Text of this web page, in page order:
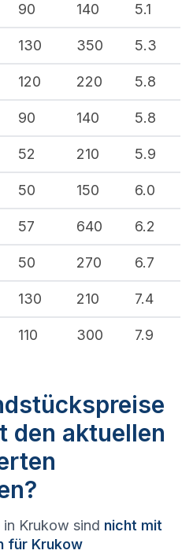
90 140 5.1
130 350 5.3
120 220 5.8
90 140 5.8
52 210 5.9
50 150 6.0
57 640 6.2
50 270 6.7
130 210 7.4
110 300 7.9
den aktuellen
in Krukow sind nicht mit
für Krukow